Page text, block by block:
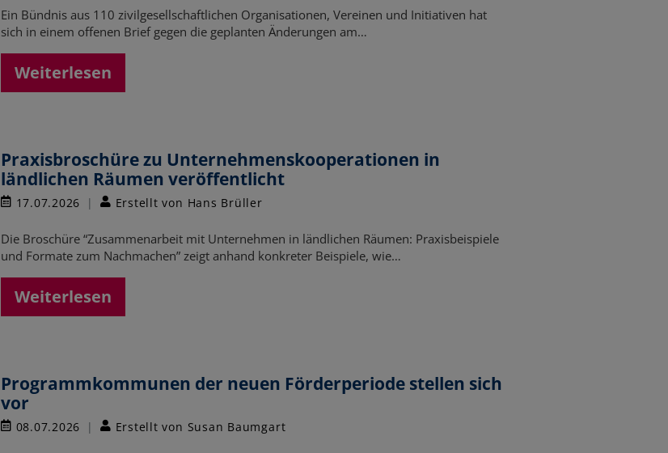
Ein Bündnis aus 110 zivilgesellschaftlichen Organisationen, Vereinen und Initiativen hat
sich in einem offenen Brief gegen die geplanten Änderungen am…
Weiterlesen
Praxisbroschüre zu Unternehmenskooperationen in
ländlichen Räumen veröffentlicht
17.07.2026 Erstellt von Hans Brüller
Die Broschüre “Zusammenarbeit mit Unternehmen in ländlichen Räumen: Praxisbeispiele
und Formate zum Nachmachen” zeigt anhand konkreter Beispiele, wie…
Weiterlesen
Programmkommunen der neuen Förderperiode stellen sich
vor
08.07.2026 Erstellt von Susan Baumgart